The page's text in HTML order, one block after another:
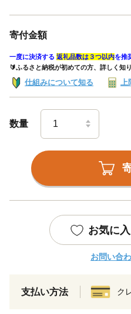
寄付金額
一度に決済する 返礼品数は３つ以内を推
🔰ふるさと納税が初めての方、詳しく知
仕組みについて知る
数量
お気に
お問い合
支払い方法 ク